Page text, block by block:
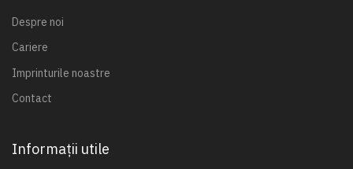
Despre noi
Cariere
Imprinturile noastre
Contact
Informații utile